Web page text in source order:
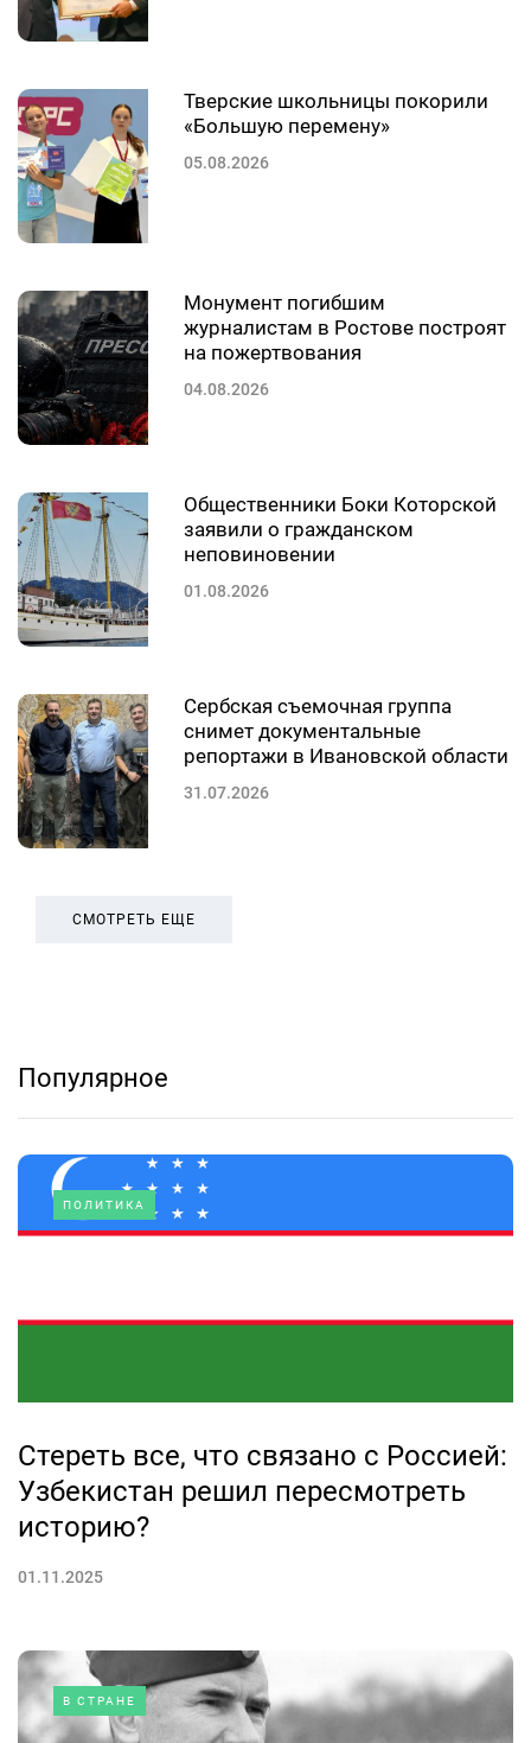
Тверские школьницы покорили
«Большую перемену»
05.08.2026
Монумент погибшим
журналистам в Ростове построят
на пожертвования
04.08.2026
Общественники Боки Которской
заявили о гражданском
неповиновении
01.08.2026
Сербская съемочная группа
снимет документальные
репортажи в Ивановской области
31.07.2026
СМОТРЕТЬ ЕЩЕ
Популярное
ПОЛИТИКА
Стереть все, что связано с Россией:
Узбекистан решил пересмотреть
историю?
01.11.2025
В СТРАНЕ